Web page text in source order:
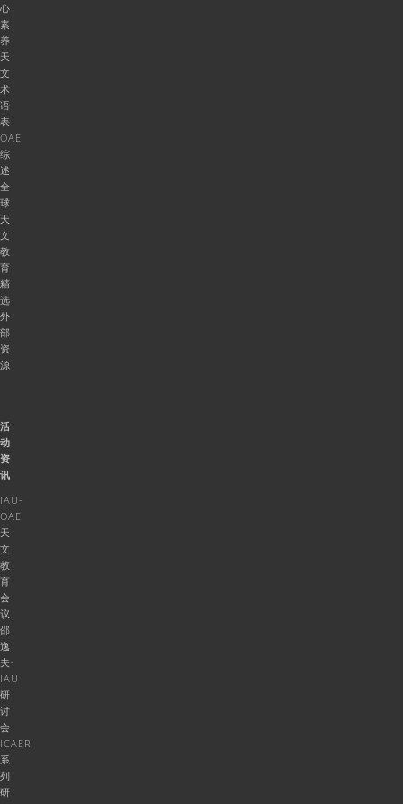
心
素
养
天
文
术
语
表
OAE
综
述
全
球
天
文
教
育
精
选
外
部
资
源
活
动
资
讯
IAU-
OAE
天
文
教
育
会
议
邵
逸
夫-
IAU
研
讨
会
ICAER
系
列
研